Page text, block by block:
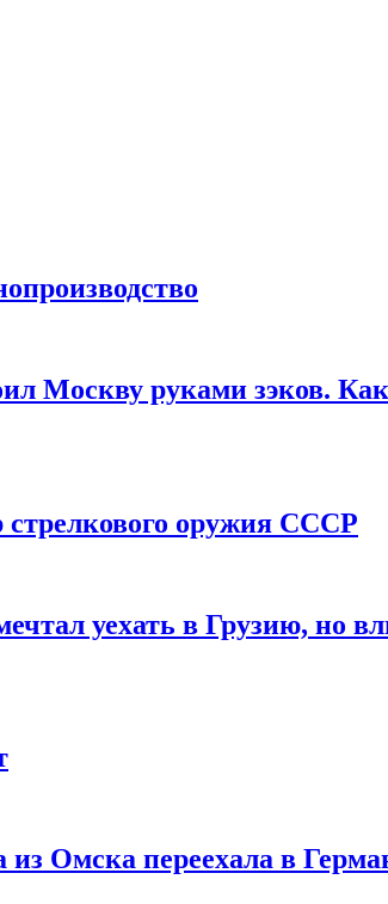
Москву руками зэков.
оружия СССР
уехать в Грузию, но
из Омска переехала в